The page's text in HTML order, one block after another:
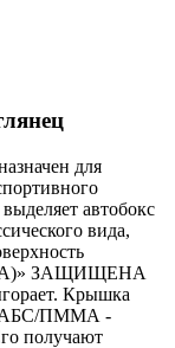
для
автобокс
вида,
ЗАЩИЩЕНА
Крышка
АБС/ПММА -
получают